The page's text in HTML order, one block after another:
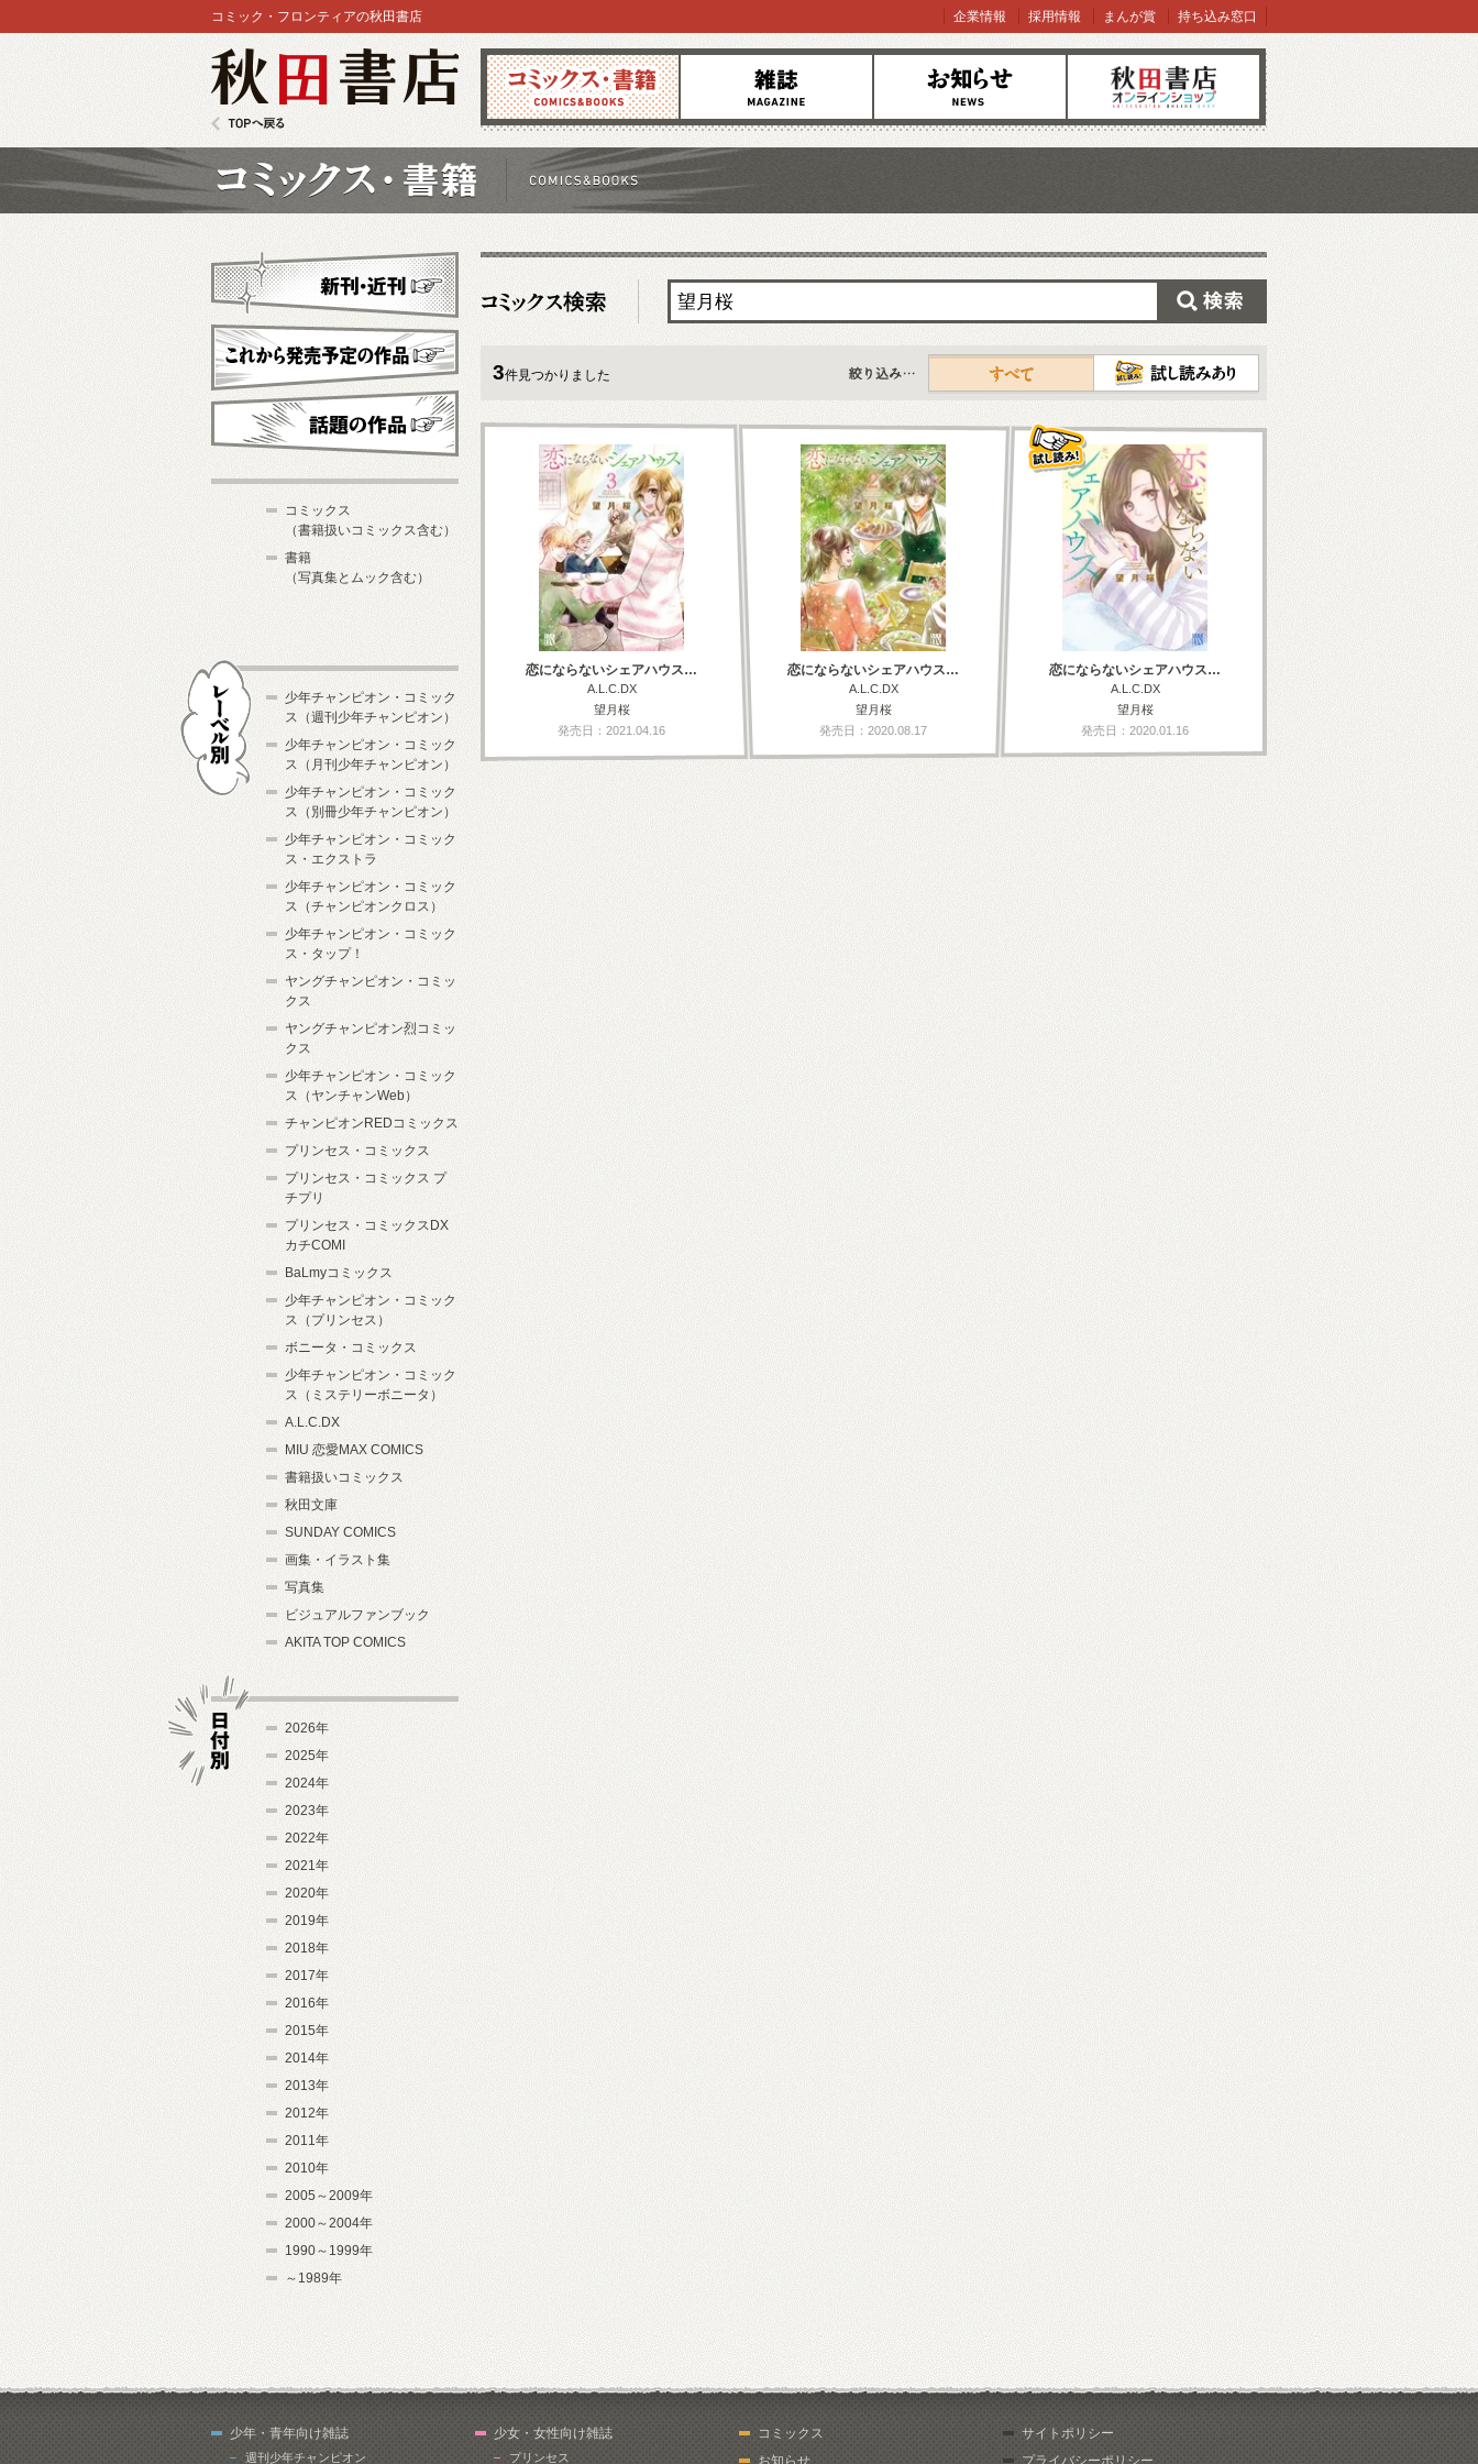
コミックス 雑誌 お知らせ オンラインショップ
コミック・フロンティアの秋田書店 企業情報 採用情報 まんが賞 持ち込み窓口
3件見つかりました
すべて
恋にならないシェアハウス…
A.L.C.DX
望月桜
発売日：2021.04.16
恋にならないシェアハウス…
A.L.C.DX
望月桜
発売日：2020.08.17
恋にならないシェアハウス…
A.L.C.DX
望月桜
発売日：2020.01.16
新刊・近刊
これから発売予定
コミックス
（書籍扱いコミックス含む）
書籍
（写真集とムック含む）
少年チャンピオン・コミック
ス（週刊少年チャンピオン）
少年チャンピオン・コミック
ス（月刊少年チャンピオン）
少年チャンピオン・コミック
ス（別冊少年チャンピオン）
少年チャンピオン・コミック
ス・エクストラ
少年チャンピオン・コミック
ス（チャンピオンクロス）
少年チャンピオン・コミック
ス・タップ！
ヤングチャンピオン・コミッ
クス
ヤングチャンピオン烈コミッ
クス
少年チャンピオン・コミック
ス（ヤンチャンWeb）
チャンピオンREDコミックス
プリンセス・コミックス
プリンセス・コミックス プ
チプリ
プリンセス・コミックスDX
カチCOMI
BaLmyコミックス
少年チャンピオン・コミック
ス（プリンセス）
ボニータ・コミックス
少年チャンピオン・コミック
ス（ミステリーボニータ）
A.L.C.DX
MIU 恋愛MAX COMICS
書籍扱いコミックス
秋田文庫
SUNDAY COMICS
画集・イラスト集
写真集
ビジュアルファンブック
AKITA TOP COMICS
2026年
2025年
2024年
2023年
2022年
2021年
2020年
2019年
2018年
2017年
2016年
2015年
2014年
2013年
2012年
2011年
2010年
2005～2009年
2000～2004年
1990～1999年
～1989年
少年・青年向け雑誌
週刊少年チャンピオン
少女・女性向け雑誌
プリンセス
コミックス
お知らせ
サイトポリシー
プライバシーポリシー